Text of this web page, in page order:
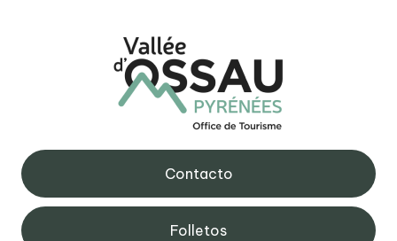
Contacto
Folletos